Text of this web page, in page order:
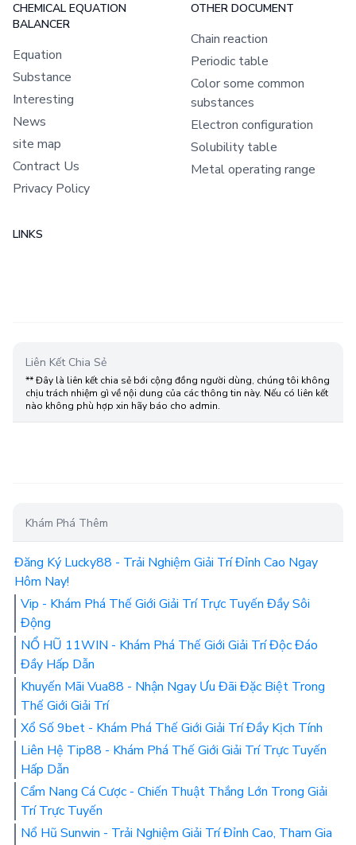
CHEMICAL EQUATION
BALANCER
Equation
Substance
Interesting
News
site map
Contract Us
Privacy Policy
OTHER DOCUMENT
Chain reaction
Periodic table
Color some common
substances
Electron configuration
Solubility table
Metal operating range
LINKS
Liên Kết Chia Sẻ
** Đây là liên kết chia sẻ bới cộng đồng người dùng, chúng tôi không
chịu trách nhiệm gì về nội dung của các thông tin này. Nếu có liên kết
nào không phù hợp xin hãy báo cho admin.
Khám Phá Thêm
Đăng Ký Lucky88 - Trải Nghiệm Giải Trí Đỉnh Cao Ngay
Hôm Nay!
Vip - Khám Phá Thế Giới Giải Trí Trực Tuyến Đầy Sôi
Động
NỔ HŨ 11WIN - Khám Phá Thế Giới Giải Trí Độc Đáo
Đầy Hấp Dẫn
Khuyến Mãi Vua88 - Nhận Ngay Ưu Đãi Đặc Biệt Trong
Thế Giới Giải Trí
Xổ Số 9bet - Khám Phá Thế Giới Giải Trí Đầy Kịch Tính
Liên Hệ Tip88 - Khám Phá Thế Giới Giải Trí Trực Tuyến
Hấp Dẫn
Cẩm Nang Cá Cược - Chiến Thuật Thắng Lớn Trong Giải
Trí Trực Tuyến
Nổ Hũ Sunwin - Trải Nghiệm Giải Trí Đỉnh Cao, Tham Gia